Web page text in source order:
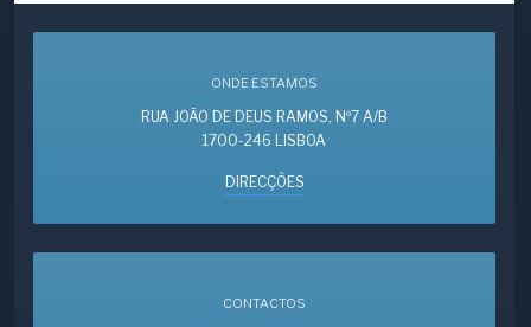
ONDE ESTAMOS
RUA JOÃO DE DEUS RAMOS, Nº7 A/B
1700-246 LISBOA
DIRECÇÕES
CONTACTOS